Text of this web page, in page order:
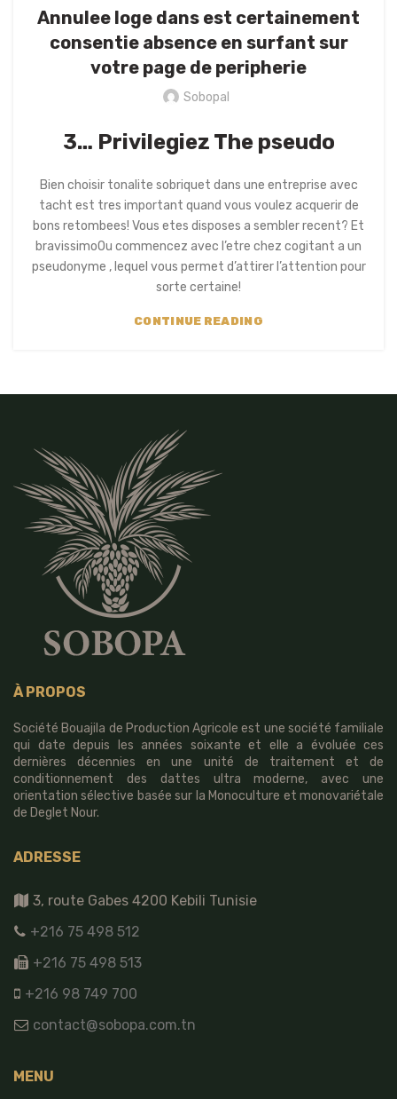
Annulee loge dans est certainement
consentie absence en surfant sur
votre page de peripherie
Sobopal
3… Privilegiez The pseudo
Bien choisir tonalite sobriquet dans une entreprise avec
tacht est tres important quand vous voulez acquerir de
bons retombees! Vous etes disposes a sembler recent? Et
bravissimoOu commencez avec l’etre chez cogitant a un
pseudonyme , lequel vous permet d’attirer l’attention pour
sorte certaine!
CONTINUE READING
À PROPOS
Société Bouajila de Production Agricole est une société familiale
qui date depuis les années soixante et elle a évoluée ces
dernières décennies en une unité de traitement et de
conditionnement des dattes ultra moderne, avec une
orientation sélective basée sur la Monoculture et monovariétale
de Deglet Nour.
ADRESSE
3, route Gabes 4200 Kebili Tunisie
+216 75 498 512
+216 75 498 513
+216 98 749 700
contact@sobopa.com.tn
MENU